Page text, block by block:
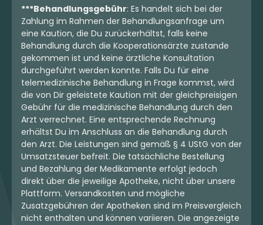
THC:26,6% CBD:1%
6.90 €
THC:28% CBD:
8.90 €
mehr laden
***Behandlungsgebühr: Es handelt sich bei der
Zahlung im Rahmen der Behandlungsanfrage um
eine Kaution, die Du zurückerhältst, falls keine
Behandlung durch die Kooperationsärzte zustande
gekommen ist und keine ärztliche Konsultation
durchgeführt werden konnte. Falls Du für eine
telemedizinische Behandlung in Frage kommst, wird
die von Dir geleistete Kaution mit der gleichpreisigen
Gebühr für die medizinische Behandlung durch den
Arzt verrechnet. Eine entsprechende Rechnung
erhältst Du im Anschluss an die Behandlung durch
den Arzt. Die Leistungen sind gemäß § 4 UStG von der
Umsatzsteuer befreit. Die tatsächliche Bestellung
und Bezahlung der Medikamente erfolgt jedoch
direkt über die jeweilige Apotheke, nicht über unsere
Plattform. Versandkosten und mögliche
Zusatzgebühren der Apotheken sind im Preisvergleich
nicht enthalten und können variieren. Die angezeigte